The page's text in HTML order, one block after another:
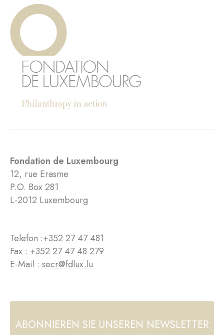
Fondation de Luxembourg
12, rue Erasme
P.O. Box 281
L-2012 Luxembourg
Telefon :+352 27 47 481
Fax : +352 27 47 48 279
E-Mail : secr@fdlux.lu
ABONNIEREN SIE UNSEREN NEWSLETTER